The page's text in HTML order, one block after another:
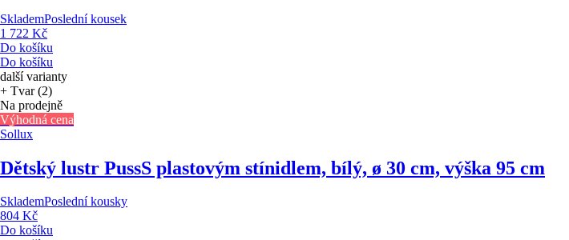
SklademPoslední kousek
1 722 Kč
Do košíku
Do košíku
další varianty
+ Tvar (2)
Na prodejně
Výhodná cena
Sollux
Dětský lustr PussS plastovým stínidlem, bílý, ø 30 cm, výška 95 cm
SklademPoslední kousky
804 Kč
Do košíku